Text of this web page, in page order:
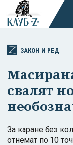
ЗАКОН И РЕД
свалят
За каране без
отнемат по 10